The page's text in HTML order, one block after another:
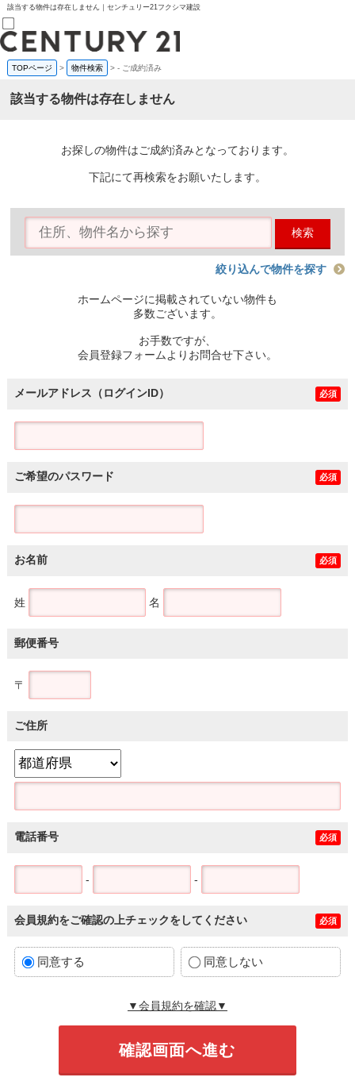
該当する物件は存在しません｜センチュリー21フクシマ建設
売買部
0120-800-844
賃貸部
会員メニュー
物件を探す
購入TOP
条件から探す
住宅ローン控除シミュレータ
TOPページ > 物件検索 >- ご成約済み
該当する物件は存在しません
お探しの物件はご成約済みとなっております。
下記にて再検索をお願いたします。
検索
絞り込んで物件を探す
ホームページに掲載されていない物件も
多数ございます。
お手数ですが、
会員登録フォームよりお問合せ下さい。
メールアドレス（ログインID） 必須
ご希望のパスワード 必須
お名前 必須
姓 名
郵便番号
〒
ご住所
電話番号 必須
- -
会員規約をご確認の上チェックをしてください 必須
同意する 同意しない
▼会員規約を確認▼